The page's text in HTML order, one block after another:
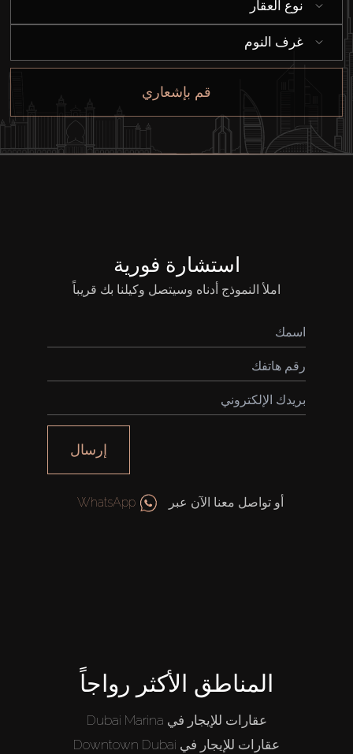
بيع
الوكلاء
نوع العقار
غرف النوم
قم بإشعاري
استشارة فورية
املأ النموذج أدناه وسيتصل وكيلنا بك قريباً
إرسال
أو تواصل معنا الآن عبر WhatsApp
المناطق الأكثر رواجاً
عقارات للإيجار في Dubai Marina
عقارات للإيجار في Downtown Dubai